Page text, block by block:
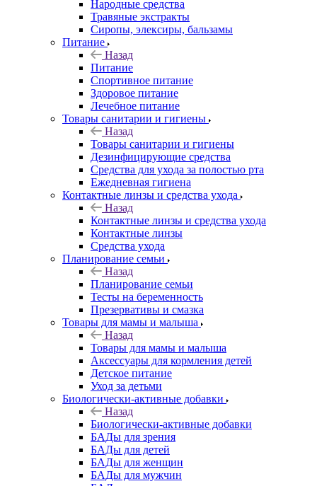
Народные средства
Травяные экстракты
Сиропы, элексиры, бальзамы
Питание
Назад
Питание
Спортивное питание
Здоровое питание
Лечебное питание
Товары санитарии и гигиены
Назад
Товары санитарии и гигиены
Дезинфицирующие средства
Средства для ухода за полостью рта
Ежедневная гигиена
Контактные линзы и средства ухода
Назад
Контактные линзы и средства ухода
Контактные линзы
Средства ухода
Планирование семьи
Назад
Планирование семьи
Тесты на беременность
Презервативы и смазка
Товары для мамы и малыша
Назад
Товары для мамы и малыша
Аксессуары для кормления детей
Детское питание
Уход за детьми
Биологически-активные добавки
Назад
Биологически-активные добавки
БАДы для зрения
БАДы для детей
БАДы для женщин
БАДы для мужчин